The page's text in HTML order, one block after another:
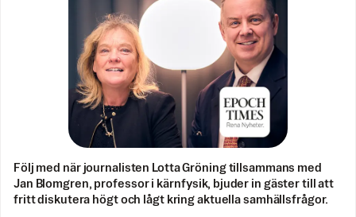
Följ med när journalisten Lotta Gröning tillsammans med
Jan Blomgren, professor i kärnfysik, bjuder in gäster till att
fritt diskutera högt och lågt kring aktuella samhällsfrågor.